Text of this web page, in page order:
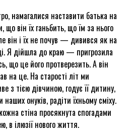
намагалися наставити батька на
що він їх ганьбить, що їм за нього
він і їх не почув — дивився як на
Я дійшла до краю — пригрозила
що це його протверезить. А він
на це. На старості літ ми
з тією дівчиною, годує її дитину,
онуків, радіти їхньому сміху.
стіна просякнута спогадами
в ілюзії нового життя.